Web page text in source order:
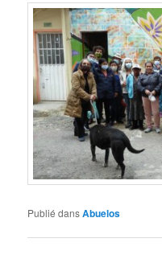
Publié dansAbuelos